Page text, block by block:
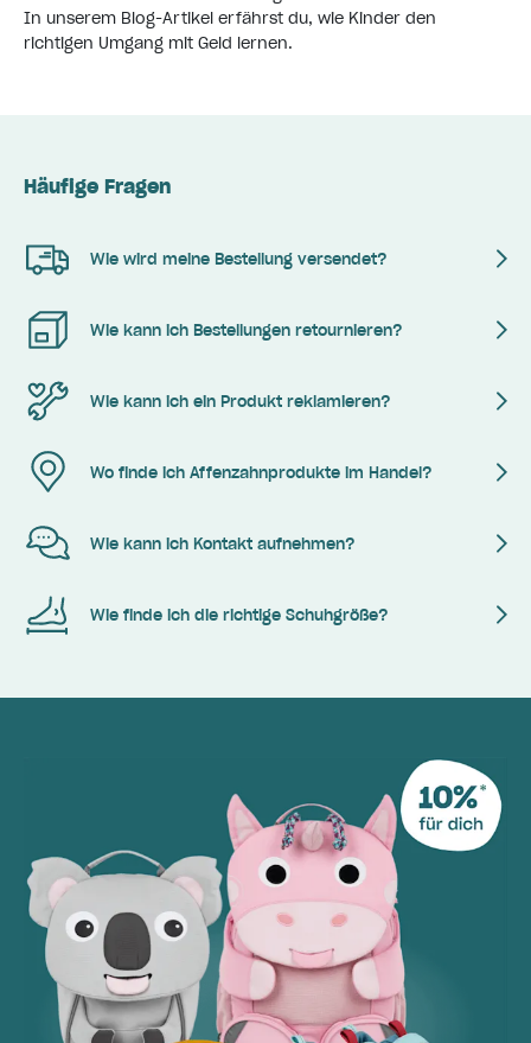
In unserem Blog-Artikel erfährst du, wie Kinder den
richtigen Umgang mit Geld lernen.
Häufige Fragen
Wie wird meine Bestellung versendet?
Wie kann ich Bestellungen retournieren?
Wie kann ich ein Produkt reklamieren?
Wo finde ich Affenzahnprodukte im Handel?
Wie kann ich Kontakt aufnehmen?
Wie finde ich die richtige Schuhgröße?